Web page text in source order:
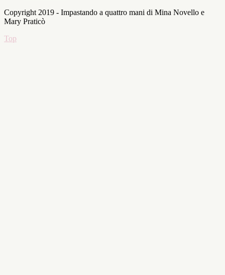
Copyright 2019 - Impastando a quattro mani di Mina Novello e
Mary Praticò
Top